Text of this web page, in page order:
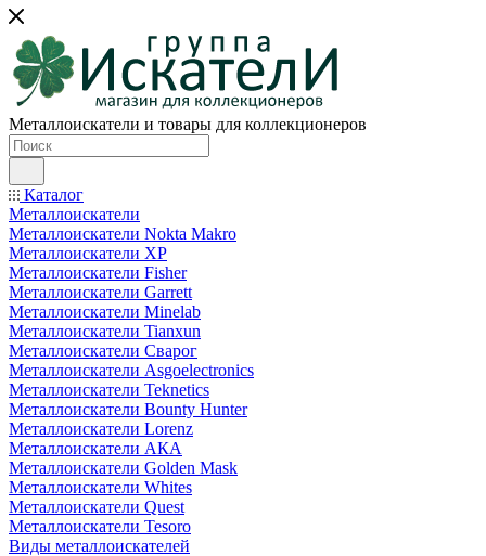
Металлоискатели и товары для коллекционеров
Каталог
Металлоискатели
Металлоискатели Nokta Makro
Металлоискатели XP
Металлоискатели Fisher
Металлоискатели Garrett
Металлоискатели Minelab
Металлоискатели Tianxun
Металлоискатели Сварог
Металлоискатели Asgoelectronics
Металлоискатели Teknetics
Металлоискатели Bounty Hunter
Металлоискатели Lorenz
Металлоискатели АКА
Металлоискатели Golden Mask
Металлоискатели Whites
Металлоискатели Quest
Металлоискатели Tesoro
Виды металлоискателей